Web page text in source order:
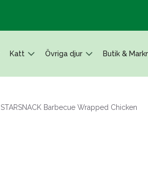
Katt Övriga djur Butik &
STARSNACK Barbecue Wrapped Chicken